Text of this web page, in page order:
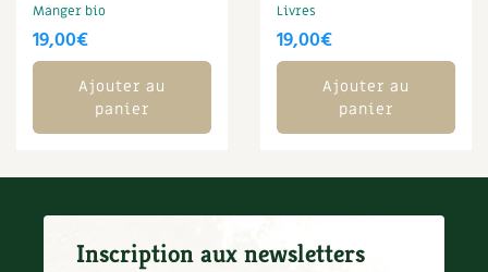
BD : La folle histoire des plantes
Manger bio
19,00€
Ajouter au
panier
Livres
19,00€
Ajouter au
panier
Inscription aux newsletters